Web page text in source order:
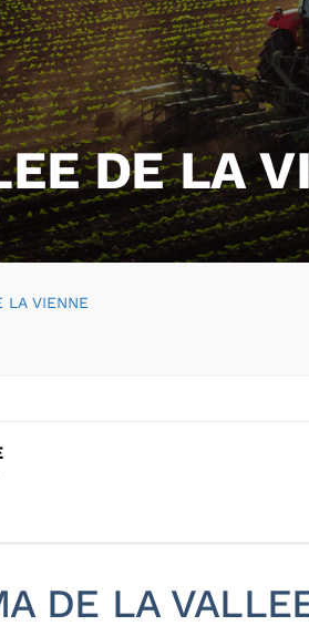
DE LA
LA VIENNE
DE LA